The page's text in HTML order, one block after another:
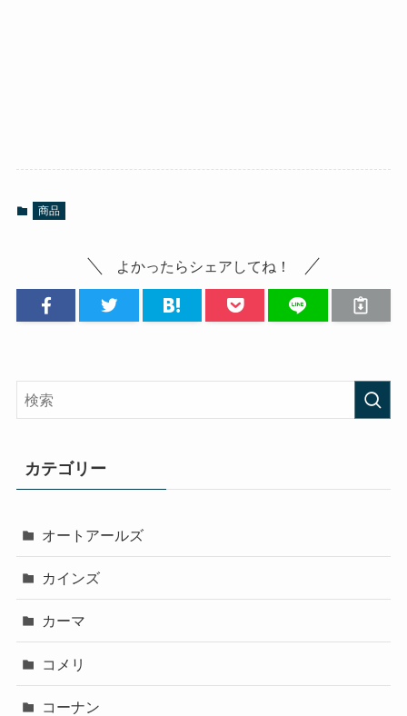
商品
よかったらシェアしてね！
カテゴリー
オートアールズ
カインズ
カーマ
コメリ
コーナン